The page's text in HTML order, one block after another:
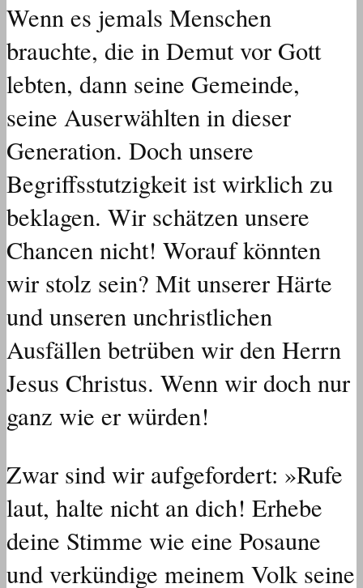
Wenn es jemals Menschen
brauchte, die in Demut vor Gott
lebten, dann seine Gemeinde,
seine Auserwählten in dieser
Generation. Doch unsere
Begriffsstutzigkeit ist wirklich zu
beklagen. Wir schätzen unsere
Chancen nicht! Worauf könnten
wir stolz sein? Mit unserer Härte
und unseren unchristlichen
Ausfällen betrüben wir den Herrn
Jesus Christus. Wenn wir doch nur
ganz wie er würden!
Zwar sind wir aufgefordert: »Rufe
laut, halte nicht an dich! Erhebe
deine Stimme wie eine Posaune
und verkündige meinem Volk seine